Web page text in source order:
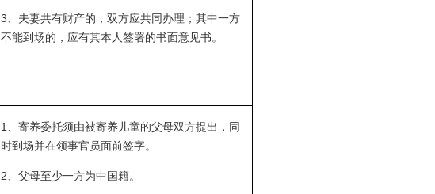
3、夫妻共有财产的，双方应共同办理；其中一方
不能到场的，应有其本人签署的书面意见书。
1、寄养委托须由被寄养儿童的父母双方提出，同
时到场并在领事官员面前签字。
2、父母至少一方为中国籍。